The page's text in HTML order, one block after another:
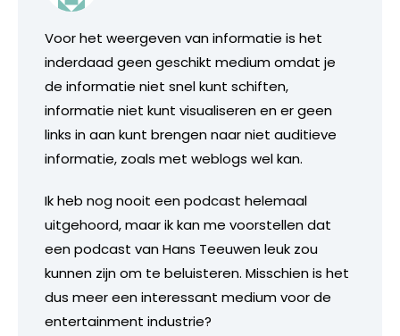
Voor het weergeven van informatie is het
inderdaad geen geschikt medium omdat je
de informatie niet snel kunt schiften,
informatie niet kunt visualiseren en er geen
links in aan kunt brengen naar niet auditieve
informatie, zoals met weblogs wel kan.
Ik heb nog nooit een podcast helemaal
uitgehoord, maar ik kan me voorstellen dat
een podcast van Hans Teeuwen leuk zou
kunnen zijn om te beluisteren. Misschien is het
dus meer een interessant medium voor de
entertainment industrie?